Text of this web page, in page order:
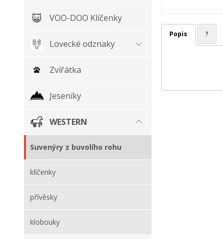
VOO-DOO Klíčenky
Lovecké odznaky
Zvířátka
Jeseníky
WESTERN
Suvenýry z buvolího rohu
klíčenky
přívěsky
klobouky
Popis ?